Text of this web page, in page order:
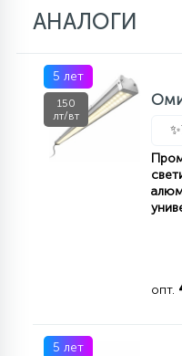
АНАЛОГИ
5 лет
150
лт/вт
✨
опт.
5 лет